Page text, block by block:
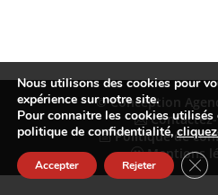
© Conception
Politique de
Mentions
Nous utilisons des cookies pour
expérience sur notre site.
Pour connaitre les cookies
politique de confidentialité,
Accepter Rejeter